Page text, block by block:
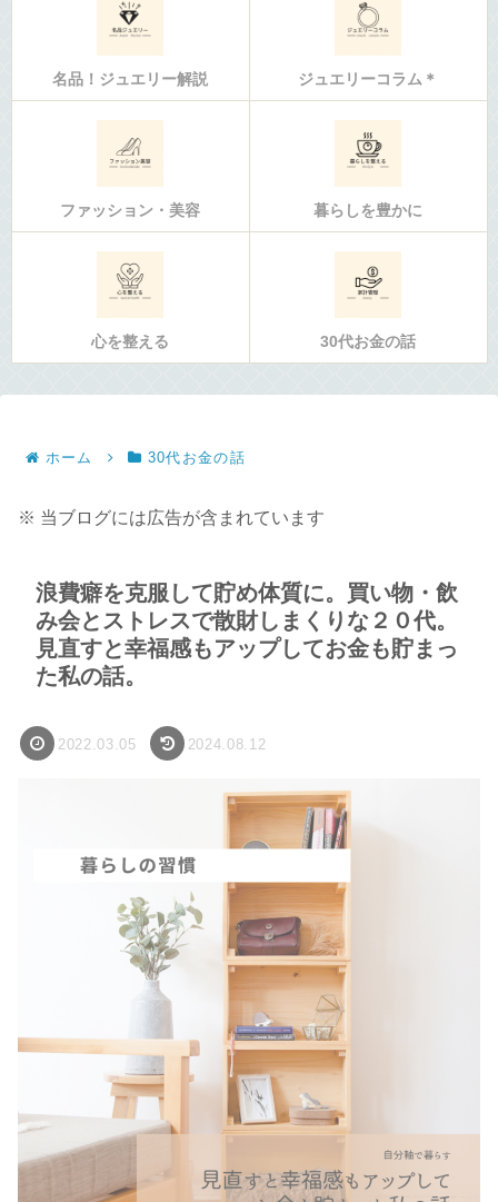
名品！ジュエリー解説 ジュエリーコラム＊
ファッション・美容 暮らしを豊かに
心を整える 30代お金の話
ホーム 30代お金の話
※ 当ブログには広告が含まれています
浪費癖を克服して貯め体質に。買い物・飲
み会とストレスで散財しまくりな２０代。
見直すと幸福感もアップしてお金も貯まっ
た私の話。
2022.03.05 2024.08.12